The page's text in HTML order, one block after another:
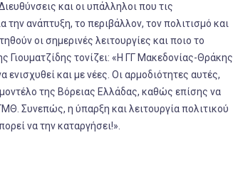
και οι υπάλληλοι που τις
ανάπτυξη, το περιβάλλον, τον πολιτισμό και
οι σημερινές λειτουργίες και ποιο το
Γιουματζίδης τονίζει: «Η ΓΓ Μακεδονίας-Θράκης
ενισχυθεί και με νέες. Οι αρμοδιότητες αυτές,
της Βόρειας Ελλάδας, καθώς επίσης να
Συνεπώς, η ύπαρξη και λειτουργία πολιτικού
να την καταργήσει!».